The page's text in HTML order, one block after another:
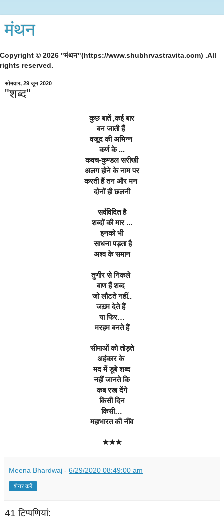
मंथन
Copyright © 2026 "मंथन"(https://www.shubhrvastravita.com) .All
rights reserved.
सोमवार, 29 जून 2020
"शब्द"
कुछ बातें ,कई बार
बन जाती हैं
वजूद की अभिन्न
कर्ण के ...
कवच-कुण्डल सरीखी
अलग होने के नाम पर
करती हैं तन और मन
दोनों ही छलनी
सर्वविदित है
शब्दों की मार ...
इनको भी
साधना पड़ता है
अश्व के समान
तुणीर से निकले
बाण हैं शब्द
जो लौटते नहीं..
जख़्म देते हैं
या फिर…
मरहम बनते हैं
सीमाओं को तोड़ते
अहंकार के
मद में डूबे शब्द
नहीं जानते कि
कब रख देंगे
किसी दिन
किसी…
महाभारत की नींव
★★★
Meena Bhardwaj - 6/29/2020 08:49:00 am
शेयर करें
41 टिप्‍पणियां: